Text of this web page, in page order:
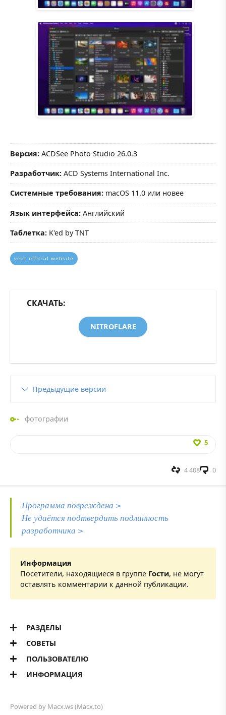
Версия: ACDSee Photo Studio 26.0.3
Разработчик: ACD Systems International Inc.
Системные требования: macOS 11.0 или новее
Язык интерфейса: Английский
Таблетка: K'ed by TNT
visit official website
СКАЧАТЬ:
NITROFLARE
Предыдущие версии
фотографии
5
0
4 408
Программа повреждена >
Не удаётся подтвердить подлинность
разработчика >
Информация
Посетители, находящиеся в группе Гости, не могут
оставлять комментарии к данной публикации.
РАЗДЕЛЫ
СОВЕТЫ
ПОЛЬЗОВАТЕЛЮ
ИНФОРМАЦИЯ
Powered by Macx.ws(Macx.to)